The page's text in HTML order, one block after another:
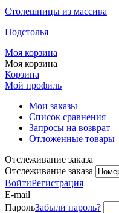
Столешницы из массива
Подстолья
Моя корзина
Моя корзина
Корзина
Мой профиль
Мои заказы
Список сравнения
Запросы на возврат
Отложенные товары
Отслеживание заказа
Отслеживание заказа
ВойтиРегистрация
E-mail
ПарольЗабыли пароль?